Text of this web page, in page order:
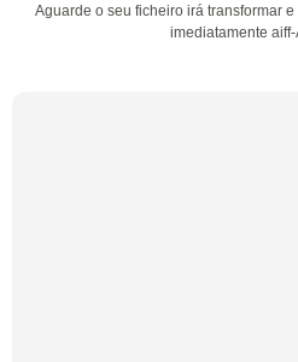
Aguarde o seu ficheiro irá transformar
imediatamente